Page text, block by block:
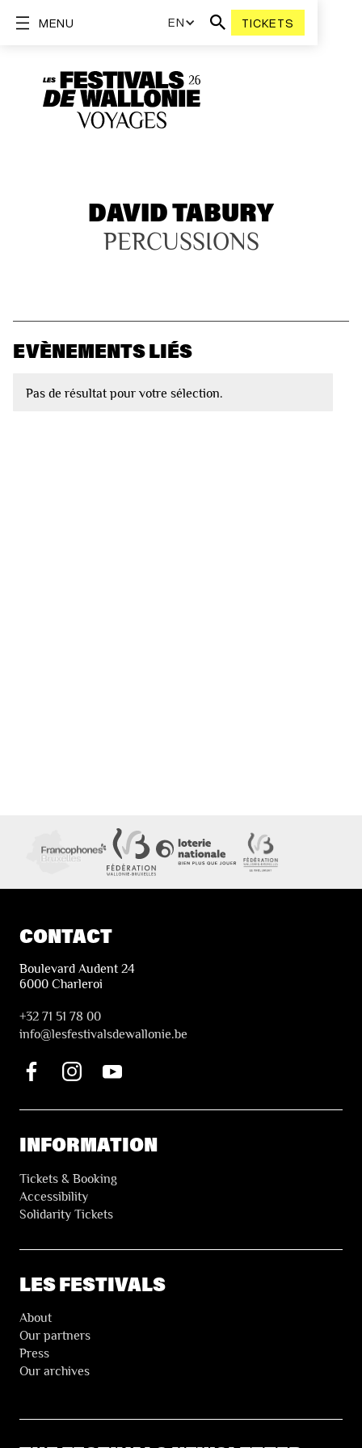
EN TICKETS
MENU
DAVID TABURY
PERCUSSIONS
EVÈNEMENTS LIÉS
Pas de résultat pour votre sélection.
CONTACT
Boulevard Audent 24
6000 Charleroi
+32 71 51 78 00
info@lesfestivalsdewallonie.be
INFORMATION
Tickets & Booking
Accessibility
Solidarity Tickets
LES FESTIVALS
About
Our partners
Press
Our archives